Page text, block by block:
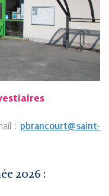
: pbrancourt@saint-
2026 :